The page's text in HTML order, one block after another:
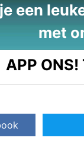
een
met
APP ONS!